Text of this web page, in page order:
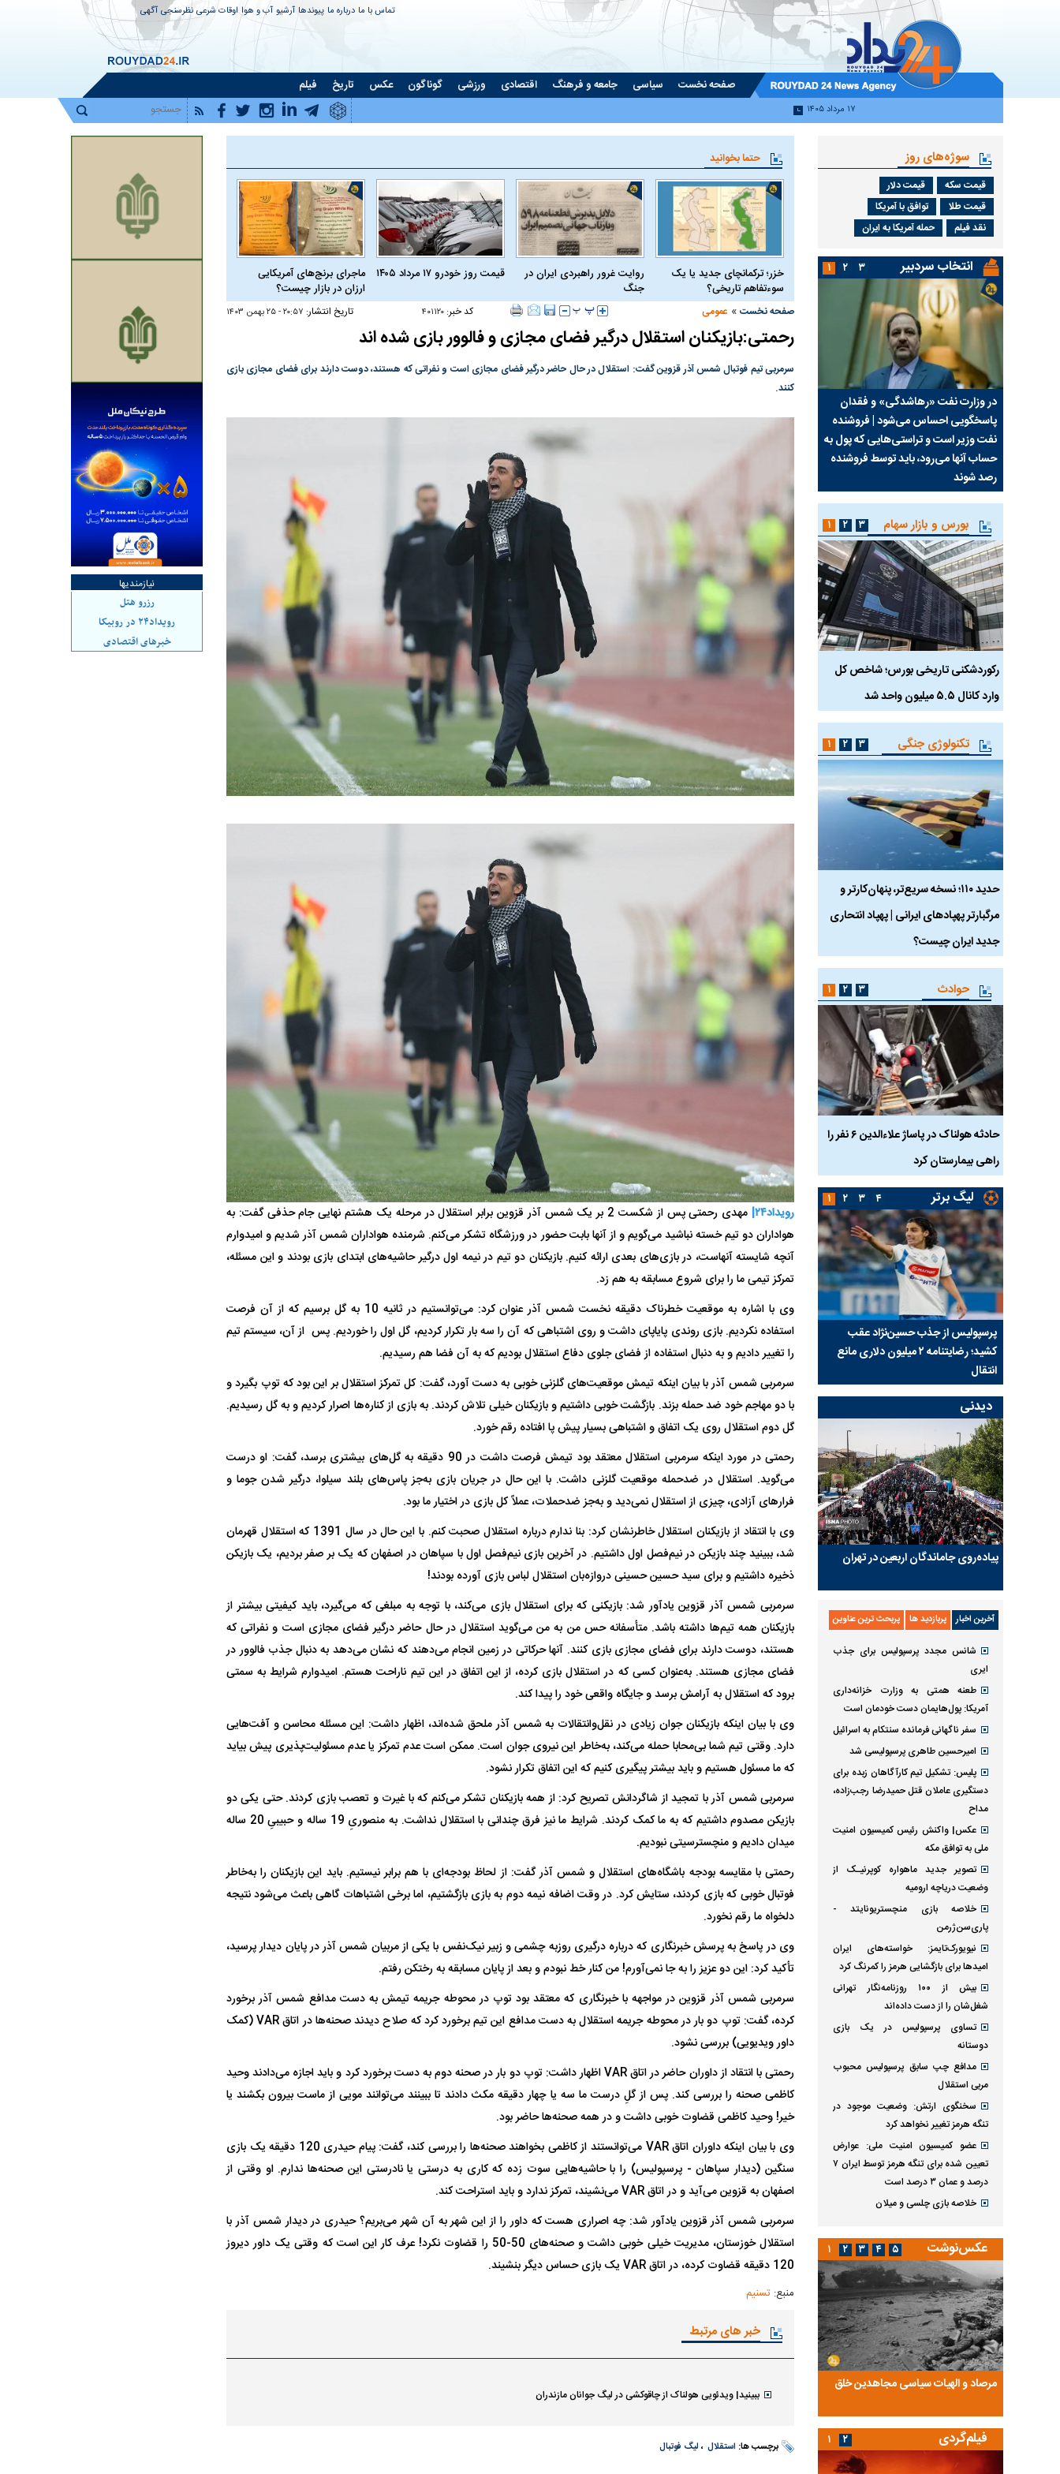
تماس با ما درباره ما پیوندها آرشیو آب و هوا اوقات شرعی نظرسنجی آگهی
صفحه نخست سیاسی جامعه و فرهنگ اقتصادی ورزشی گوناگون عکس تاریخ فیلم
۱۷ مرداد ۱۴۰۵
حتما بخوانید
خزر؛ ترکمانچای جدید یا یک
سوءتفاهم تاریخی؟
روایت غرور راهبردی ایران در
جنگ
قیمت روز خودرو ۱۷ مرداد ۱۴۰۵
ماجرای برنج‌های آمریکایی
ارزان در بازار چیست؟
صفحه نخست » عمومی کد خبر:۴۰۱۱۲۰ تاریخ انتشار: ۲۰:۵۷ - ۲۵ بهمن ۱۴۰۳
رحمتی:بازیکنان استقلال درگیر فضای مجازی و فالوور بازی شده اند
سرمربی تیم فوتبال شمس آذر قزوین گفت: استقلال در حال حاضر درگیر فضای مجازی است و نفراتی که هستند، دوست دارند برای فضای مجازی بازی
کنند.
رویداد۲۴|
مهدی رحمتی پس از شکست 2 بر یک شمس آذر قزوین برابر استقلال در مرحله یک هشتم نهایی جام حذفی گفت: به
هواداران دو تیم خسته نباشید می‌گویم و از آنها بابت حضور در ورزشگاه تشکر می‌کنم. شرمنده هواداران شمس آذر شدیم و امیدوارم
آنچه شایسته آنهاست، در بازی‌های بعدی ارائه کنیم. بازیکنان دو تیم در نیمه اول درگیر حاشیه‌های ابتدای بازی بودند و این مسئله،
تمرکز تیمی ما را برای شروع مسابقه به هم زد.
وی با اشاره به موقعیت خطرناک دقیقه نخست شمس آذر عنوان کرد: می‌توانستیم در ثانیه 10 به گل برسیم که از آن فرصت
استفاده نکردیم. بازی روندی پایاپای داشت و روی اشتباهی که آن را سه بار تکرار کردیم، گل اول را خوردیم. پس از آن، سیستم تیم
را تغییر دادیم و به دنبال استفاده از فضای جلوی دفاع استقلال بودیم که به آن فضا هم رسیدیم.
سرمربی شمس آذر با بیان اینکه تیمش موقعیت‌های گلزنی خوبی به دست آورد، گفت: کل تمرکز استقلال بر این بود که توپ بگیرد و
با دو مهاجم خود ضد حمله بزند. بازگشت خوبی داشتیم و بازیکنان خیلی تلاش کردند. به بازی از کناره‌ها اصرار کردیم و به گل رسیدیم.
گل دوم استقلال روی یک اتفاق و اشتباهی بسیار پیش پا افتاده رقم خورد.
رحمتی در مورد اینکه سرمربی استقلال معتقد بود تیمش فرصت داشت در 90 دقیقه به گل‌های بیشتری برسد، گفت: او درست
می‌گوید. استقلال در ضدحمله موقعیت گلزنی داشت. با این حال در جریان بازی به‌جز پاس‌های بلند سیلوا، درگیر شدن جوما و
فرارهای آزادی، چیزی از استقلال نمی‌دید و به‌جز ضدحملات، عملاً کل بازی در اختیار ما بود.
وی با انتقاد از بازیکنان استقلال خاطرنشان کرد: بنا ندارم درباره استقلال صحبت کنم. با این حال در سال 1391 که استقلال قهرمان
شد، ببینید چند بازیکن در نیم‌فصل اول داشتیم. در آخرین بازی نیم‌فصل اول با سپاهان در اصفهان که یک بر صفر بردیم، یک بازیکن
ذخیره داشتیم و برای سید حسین حسینی دروازه‌بان استقلال لباس بازی آورده بودند!
سرمربی شمس آذر قزوین یادآور شد: بازیکنی که برای استقلال بازی می‌کند، با توجه به مبلغی که می‌گیرد، باید کیفیتی بیشتر از
بازیکنان همه تیم‌ها داشته باشد. متأسفانه حس من به من می‌گوید استقلال در حال حاضر درگیر فضای مجازی است و نفراتی که
هستند، دوست دارند برای فضای مجازی بازی کنند. آنها حرکاتی در زمین انجام می‌دهند که نشان می‌دهد به دنبال جذب فالوور در
فضای مجازی هستند. به‌عنوان کسی که در استقلال بازی کرده، از این اتفاق در این تیم ناراحت هستم. امیدوارم شرایط به سمتی
برود که استقلال به آرامش برسد و جایگاه واقعی خود را پیدا کند.
وی با بیان اینکه بازیکنان جوان زیادی در نقل‌وانتقالات به شمس آذر ملحق شده‌اند، اظهار داشت: این مسئله محاسن و آفت‌هایی
دارد. وقتی تیم شما بی‌محابا حمله می‌کند، به‌خاطر این نیروی جوان است. ممکن است عدم تمرکز یا عدم مسئولیت‌پذیری پیش بیاید
که ما مسئول هستیم و باید بیشتر پیگیری کنیم که این اتفاق تکرار نشود.
سرمربی شمس آذر با تمجید از شاگردانش تصریح کرد: از همه بازیکنان تشکر می‌کنم که با غیرت و تعصب بازی کردند. حتی یکی دو
بازیکن مصدوم داشتیم که به ما کمک کردند. شرایط ما نیز فرق چندانی با استقلال نداشت. به منصوریِ 19 ساله و حبیبیِ 20 ساله
میدان دادیم و منچسترسیتی نبودیم.
رحمتی با مقایسه بودجه باشگاه‌های استقلال و شمس آذر گفت: از لحاظ بودجه‌ای با هم برابر نیستیم. باید این بازیکنان را به‌خاطر
فوتبال خوبی که بازی کردند، ستایش کرد. در وقت اضافه نیمه دوم به بازی بازگشتیم، اما برخی اشتباهات گاهی باعث می‌شود نتیجه
دلخواه ما رقم نخورد.
وی در پاسخ به پرسش خبرنگاری که درباره درگیری روزبه چشمی و زبیر نیک‌نفس با یکی از مربیان شمس آذر در پایان دیدار پرسید،
تأکید کرد: این دو عزیز را به جا نمی‌آورم! من کنار خط نبودم و بعد از پایان مسابقه به رختکن رفتم.
سرمربی شمس آذر قزوین در مواجهه با خبرنگاری که معتقد بود توپ در محوطه جریمه تیمش به دست مدافع شمس آذر برخورد
کرده، گفت: توپ دو بار در محوطه جریمه استقلال به دست مدافع این تیم برخورد کرد که صلاح دیدند صحنه‌ها در اتاق VAR (کمک
داور ویدیویی) بررسی نشود.
رحمتی با انتقاد از داوران حاضر در اتاق VAR اظهار داشت: توپ دو بار در صحنه دوم به دست برخورد کرد و باید اجازه می‌دادند وحید
کاظمی صحنه را بررسی کند. پس از گلِ درست ما سه یا چهار دقیقه مکث دادند تا ببینند می‌توانند مویی از ماست بیرون بکشند یا
خیر! وحید کاظمی قضاوت خوبی داشت و در همه صحنه‌ها حاضر بود.
وی با بیان اینکه داوران اتاق VAR می‌توانستند از کاظمی بخواهند صحنه‌ها را بررسی کند، گفت: پیام حیدری 120 دقیقه یک بازی
سنگین (دیدار سپاهان - پرسپولیس) را با حاشیه‌هایی سوت زده که کاری به درستی یا نادرستی این صحنه‌ها ندارم. او وقتی از
اصفهان به قزوین می‌آید و در اتاق VAR می‌نشیند، تمرکز ندارد و باید استراحت کند.
سرمربی شمس آذر قزوین یادآور شد: چه اصراری هست که داور را از این شهر به آن شهر می‌بریم؟ حیدری در دیدار شمس آذر با
استقلال خوزستان، مدیریت خیلی خوبی داشت و صحنه‌های 50-50 را قضاوت نکرد! عرف کار این است که وقتی یک داور دیروز
120 دقیقه قضاوت کرده، در اتاق VAR یک بازی حساس دیگر بنشیند.
منبع: تسنیم
خبر های مرتبط
ببینید| ویدئویی هولناک از چاقوکشی در لیگ جوانان مازندران
برچسب ها: استقلال ، لیگ فوتبال
سوژه‌های روز
قیمت سکه
قیمت دلار
قیمت طلا
توافق با آمریکا
نقد فیلم
حمله آمریکا به ایران
انتخاب سردبیر
در وزارت نفت «رهاشدگی» و فقدان
پاسخگویی احساس می‌شود | فروشنده
نفت وزیر است و تراستی‌هایی که پول به
حساب آنها می‌رود، باید توسط فروشنده
رصد شوند
نابودی محور مقاومت تعبیر نشد؟ | پشت
واشنگتن را زمین زد
کمپین نه به اعدام
پاسخگویی احساس می‌شود | فروشنده
رصد شوند
چرا رویای آمریکایی سرنگونی رژیم و
نابودی محور مقاومت تعبیر نشد؟ | پشت
پرده تجارت پهپاد‌ ۱۵۰۰ دلاری که
واشنگتن را زمین زد
۱ ۲ ۳
بورس و بازار سهام
رکوردشکنی تاریخی بورس؛ شاخص کل
وارد کانال ۵.۵ میلیون واحد شد
هجوم نقدینگی به بورس؛ شاخص کل و
بورس تهران رکورد شکست
رکوردشکنی تاریخی بورس؛ شاخص کل
وارد کانال ۵.۵ میلیون واحد شد
هجوم نقدینگی به بورس؛ شاخص کل و
۱ ۲ ۳
تکنولوژی جنگی
حدید ۱۱۰؛ نسخه سریع‌تر، پنهان‌کارتر و
مرگبارتر پهپادهای ایرانی | پهپاد انتحاری
جدید ایران چیست؟
هواپیمای مرموز E-11A BACN چیست؟
فضاپیمای «استارشیپ» ایلان ماسک
حدید ۱۱۰؛ نسخه سریع‌تر، پنهان‌کارتر و
مرگبارتر پهپادهای ایرانی | پهپاد انتحاری
جدید ایران چیست؟
۱ ۲ ۳
حوادث
حادثه هولناک در پاساژ علاءالدین ۶ نفر را
راهی بیمارستان کرد
ردپای سیاست در یک جنایت مرموز؛
ماجرای قتل مداح معروف چیست؟
جراحان قلابی در شمال تهران بازداشت
شدند؛ از تزریق فیلر تا جراحی پلک
حادثه هولناک در پاساژ علاءالدین ۶ نفر را
راهی بیمارستان کرد
۱ ۲ ۳
لیگ برتر
پرسپولیس از جذب حسین‌نژاد عقب
کشید؛ رضایتنامه ۲ میلیون دلاری مانع
انتقال
بازی‌های لیگ برتر فوتبال با تماشاگر
برگزار می‌شود
رقم نجومی رضایتنامه مدافع موردنظر
پرسپولیس لو رفت
دو خرید جدید پرسپولیس نهایی شد؛
امضای قرارداد امروز
پرسپولیس از جذب حسین‌نژاد عقب
۱ ۲ ۳ ۴
دیدنی
پیاده‌روی جاماندگان اربعین در تهران
آخرین اخبار پربازدید ها پربحث ترین عناوین
شانس مجدد پرسپولیس برای جذب
ایری
طعنه همتی به وزارت خزانه‌داری
آمریکا: پول‌هایمان دست خودمان است
سفر ناگهانی فرمانده سنتکام به اسرائیل
امیرحسین طاهری پرسپولیسی شد
پلیس: تشکیل تیم کارآگاهان زبده برای
دستگیری عاملان قتل حمیدرضا رجب‌زاده،
مداح
عکس| واکنش رئیس کمیسیون امنیت
ملی به توافق مکه
تصویر جدید ماهواره کوپرنیـک از
وضعیت دریاچه ارومیه
خلاصه بازی منچستریونایتد -
پاری‌سن‌ژرمن
نیویورک‌تایمز: خواسته‌های ایران
امیدها برای بازگشایی هرمز را کمرنگ کرد
بیش از ۱۰۰ روزنامه‌نگار تهرانی
شغل‌شان را از دست داده‌اند
تساوی پرسپولیس در یک بازی
دوستانه
مدافع چپ سابق پرسپولیس محبوب
مربی استقلال
سخنگوی ارتش: وضعیت موجود در
تنگه هرمز تغییر نخواهد کرد
عضو کمیسیون امنیت ملی: عوارض
تعیین شده برای تنگه هرمز توسط ایران ۷
درصد و عمان ۳ درصد است
خلاصه بازی چلسی و میلان
عکس‌نوشت
مرصاد و الهیات سیاسی مجاهدین خلق
روایتی از آخرین مصاحبه‌ی شاه در ایران
و تاریخ ایران
۱ ۲ ۳ ۴ ۵
فیلم‌گردی ۱ ۲
نیازمندیها
رزرو هتل
رویداد۲۴ در روبیکا
خبرهای اقتصادی